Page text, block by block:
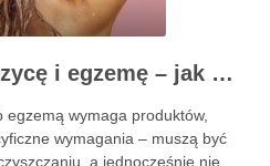
Szampon na łuszczycę i egzemę – jak świadomie dobierać produkty przy wrażliwej skórze głowy?
egzemą wymaga produktów,
wymagania – muszą być
a jednocześnie nie